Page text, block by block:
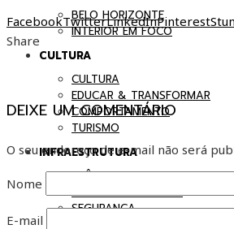
BELO HORIZONTE
INTERIOR EM FOCO
CULTURA
CULTURA
EDUCAR & TRANSFORMAR
COMPORTAMENTO
TURISMO
INFRAESTRUTURA
TRÂNSITO
MOBILIDADE URBANA
SEGURANÇA
FacebookTwitterLinkedInPinterest
Share
DEIXE UM COMENTÁRIO
O seu endereço de e-mail não será
Nome
E-mail